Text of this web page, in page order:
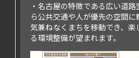
・名古屋の特徴である広い道
ら公共交通や人が優先の空間
気兼ねなくまちを移動でき、楽
る環境整備が望まれます。